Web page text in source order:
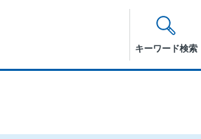
キーワード検索